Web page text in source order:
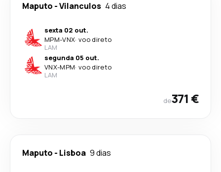
Maputo -Vilanculos 4 dias
sexta 02 out.
MPM-VNX· voo direto
LAM
segunda 05 out.
VNX-MPM· voo direto
LAM
de371 €
Maputo - Lisboa 9 dias